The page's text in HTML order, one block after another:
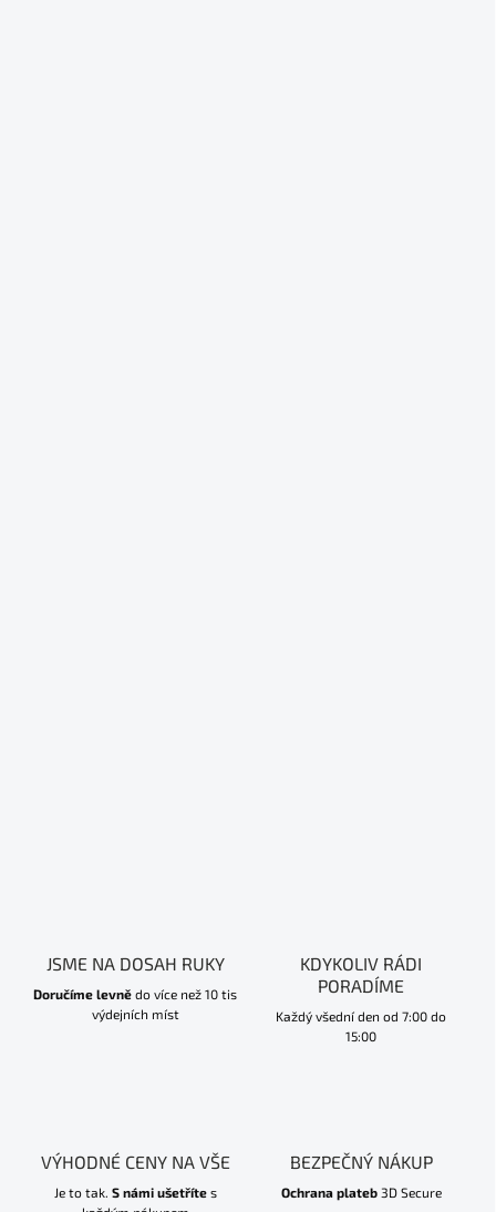
JSME NA DOSAH RUKY
Doručíme levně do více než 10 tis
výdejních míst
KDYKOLIV RÁDI
PORADÍME
Každý všední den od 7:00 do
15:00
VÝHODNÉ CENY NA VŠE
Je to tak. S námi ušetřítes
BEZPEČNÝ NÁKUP
Ochrana plateb3D Secure